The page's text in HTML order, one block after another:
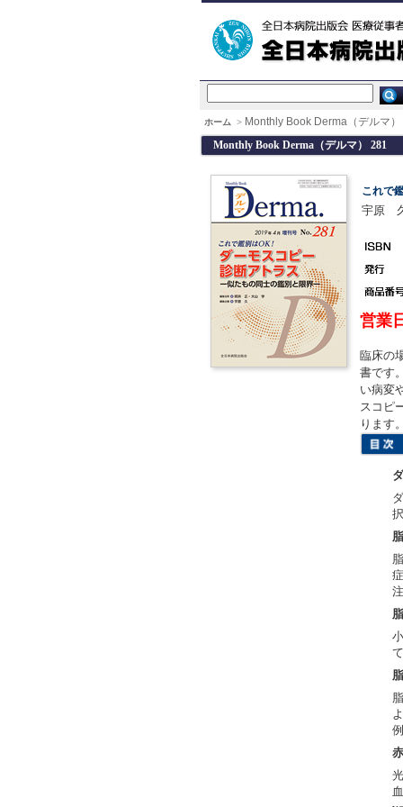
ホーム > Monthly Book Derma（デルマ
Monthly Book Derma（デルマ） 281
これで
宇原
営業
臨床の
書です
い病変
スコピ
ります